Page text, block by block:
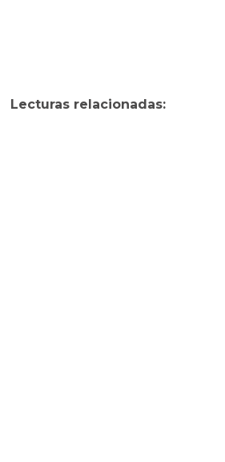
Lecturas relacionadas: